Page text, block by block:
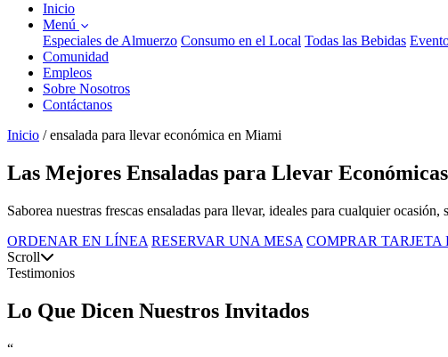
Inicio
Menú
Especiales de Almuerzo Consumo en el Local Todas las Bebidas
Comunidad
Empleos
Sobre Nosotros
Contáctanos
Inicio / ensalada para llevar económica en Miami
Las Mejores Ensaladas para Llevar
Saborea nuestras frescas ensaladas para llevar, ideales para cualquier
ORDENAR EN LÍNEA RESERVAR UNA MESA COMPRAR
Scroll
Testimonios
Lo Que Dicen Nuestros Invitados
“